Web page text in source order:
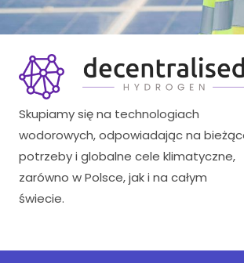
Skupiamy się na technologiach
wodorowych, odpowiadając na
potrzeby i globalne cele klimatyczne,
zarówno w Polsce, jak i na całym
świecie.